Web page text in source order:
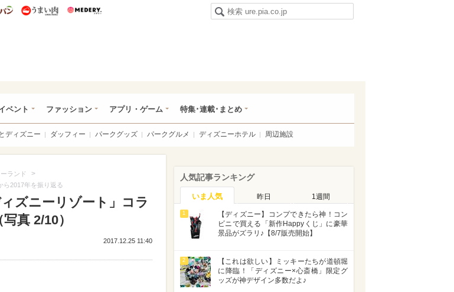
し うまいパン うまい肉
ベント ファッション アプリ・ゲーム 特集･連載･まとめ
ディズニー ダッフィー パークグッズ パークグルメ ディズニーホテル 周辺施設
ランド >
ら2017年を振り返る
ズニーリゾート」コラ
真 2/10）
2017.12.25 11:40
人気記事ランキング
いま人気 昨日 1週間
1
【ディズニー】コンプできたら神！コン
ビニで買える「新作Happyくじ」に豪華
景品がズラリ♪【8/7販売開始】
2
【これは欲しい】ミッキーたちが道頓堀
に降臨！「ディズニー×心斎橋」限定グ
ッズが神デザイン多数だよ♪